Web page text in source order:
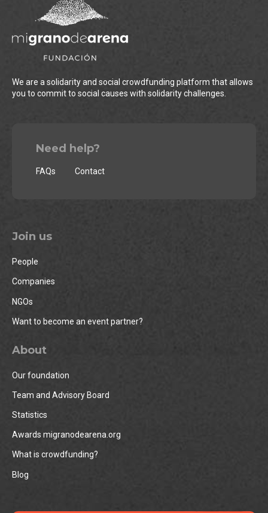
We are a solidarity and social crowdfunding platform that allows
you to commit to social causes with solidarity challenges.
Need help?
FAQs Contact
Join us
People
Companies
NGOs
Want to become an event partner?
About
Our foundation
Team and Advisory Board
Statistics
Awards migranodearena.org
What is crowdfunding?
Blog